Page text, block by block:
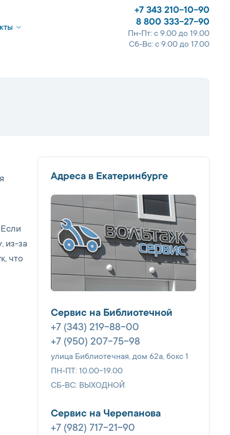
+7 343 210-10-90
8 800 333-27-90
Пн-Пт: с 9.00 до 19.00
Сб-Вс: с 9.00 до 17.00
из-за
что
Адреса в Екатеринбурге
Сервис на Библиотечной
+7 (343) 219-88-00
+7 (950) 207-75-98
улица Библиотечная, дом 62а, бокс 1
ПН-ПТ: 10.00-19.00
СБ-ВС: ВЫХОДНОЙ
Сервис на Черепанова
+7 (982) 717-21-90